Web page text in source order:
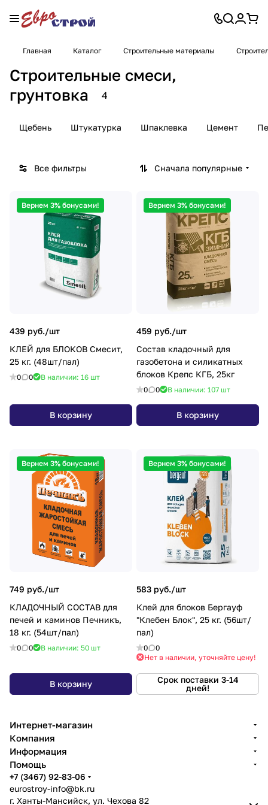
Главная Каталог Строительные материалы
Строительные смеси,
грунтовка
4
Щебень Штукатурка Шпаклевка Цемент
Все фильтры Сначала популярные
Вернем 3% бонусами!
439 руб./шт
КЛЕЙ для БЛОКОВ Смесит,
25 кг. (48шт/пал)
0 0 В наличии: 16 шт
В корзину
Вернем 3% бонусами!
459 руб./шт
Состав кладочный для
газобетона и силикатных
блоков Крепс КГБ, 25кг
0 0 В наличии: 107 шт
В корзину
Вернем 3% бонусами!
749 руб./шт
КЛАДОЧНЫЙ СОСТАВ для
печей и каминов Печникъ,
18 кг. (54шт/пал)
0 0 В наличии: 50 шт
В корзину
Вернем 3% бонусами!
583 руб./шт
Клей для блоков Бергауф
"Клебен Блок", 25 кг. (56шт/
пал)
0
0
Нет в наличии, уточняйте цену!
Срок поставки 3-14
дней!
Интернет-магазин
Компания
Информация
Помощь
+7 (3467) 92-83-06
eurostroy-info@bk.ru
г. Ханты-Мансийск, ул. Чехова 82